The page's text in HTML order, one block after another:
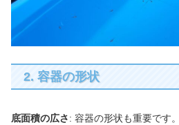
2. 容器の形状
底面積の広さ: 容器の形状も重要です